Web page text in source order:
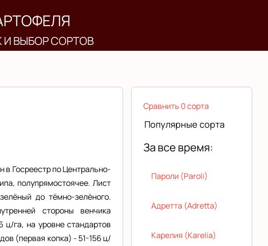
ВЫБОР СОРТОВ
в Госреестр по Центрально-
полупрямостоячее. Лист
до тёмно-зелёного.
стороны венчика
ц/га, на уровне стандартов
(первая копка) - 51-156 ц/
Сравнить 0 сорта
Популярные сорта
За все время:
Пароли (Paroli)
Адретта (Adretta)
Карелия (Karelia)